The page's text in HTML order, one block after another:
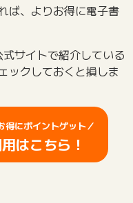
ば、よりお得に電子書
サイトで紹介している
ックしておくと損しま
得にポイントゲット／
はこちら！